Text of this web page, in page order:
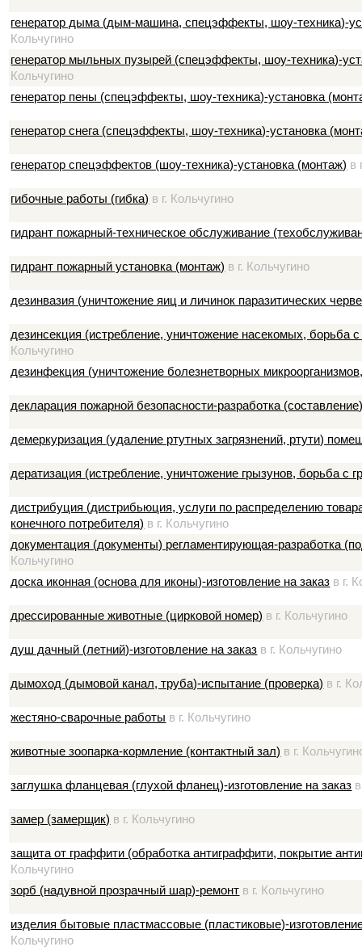
генератор дыма (дым-машина, спецэффекты, шоу-техника)-
Кольчугино
генератор мыльных пузырей (спецэффекты, шоу-техника)-
Кольчугино
генератор пены (спецэффекты, шоу-техника)-установка
генератор снега (спецэффекты, шоу-техника)-установка
генератор спецэффектов (шоу-техника)-установка (монтаж) в
гибочные работы (гибка) в г. Кольчугино
гидрант пожарный-техническое обслуживание
гидрант пожарный установка (монтаж) в г. Кольчугино
дезинвазия (уничтожение яиц и личинок паразитических
дезинсекция (истребление, уничтожение насекомых, борьба
Кольчугино
дезинфекция (уничтожение болезнетворных
декларация пожарной безопасности-разработка
демеркуризация (удаление ртутных загрязнений, ртути)
дератизация (истребление, уничтожение грызунов, борьба с
дистрибуция (дистрибьюция, услуги по распределению
конечного потребителя) в г. Кольчугино
документация (документы) регламентирующая-разработка
Кольчугино
доска иконная (основа для иконы)-изготовление на заказ в г.
дрессированные животные (цирковой номер) в г. Кольчугино
душ дачный (летний)-изготовление на заказ в г. Кольчугино
дымоход (дымовой канал, труба)-испытание (проверка) в г.
жестяно-сварочные работы в г. Кольчугино
животные зоопарка-кормление (контактный зал) в г.
заглушка фланцевая (глухой фланец)-изготовление на заказ
замер (замерщик) в г. Кольчугино
защита от граффити (обработка антиграффити, покрытие
Кольчугино
зорб (надувной прозрачный шар)-ремонт в г. Кольчугино
изделия бытовые пластмассовые (пластиковые)-
Кольчугино